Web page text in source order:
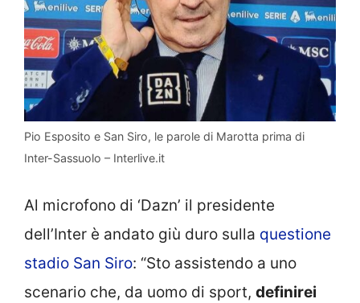
Pio Esposito e San Siro, le parole di Marotta prima di
Inter-Sassuolo – Interlive.it
Al microfono di ‘Dazn’ il presidente
dell’Inter è andato giù duro sulla questione
stadio San Siro: “Sto assistendo a uno
scenario che, da uomo di sport, definirei